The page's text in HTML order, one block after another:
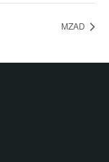
MZAD